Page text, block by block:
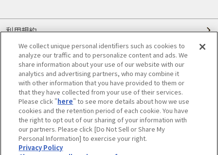
利用規約
個人情報の取り扱いについて
会員優待サービスの提携をご検討の方へ
JAFホームページ
© JAPAN AUTOMOBILE FEDERATION. All rights reserved.
We collect unique personal identifiers such as cookies to
analyze our traffic and to personalize content and ads. We
share information about your use of our website with our
analytics and advertising partners, who may combine it
with other information that you have provided to them or
that they have collected from your use of their services.
Please click "here" to see more details about how we use
cookies and the retention period of each cookie. You have
the right to opt out of our sharing of your information with
our partners. Please click [Do Not Sell or Share My
Personal Information] to exercise your right.
Privacy Policy